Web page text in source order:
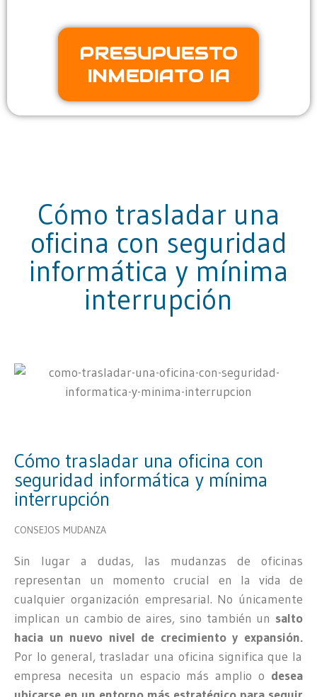
PRESUPUESTO
INMEDIATO IA
Cómo trasladar una
oficina con seguridad
informática y mínima
interrupción
Cómo trasladar una oficina con
seguridad informática y mínima
interrupción
CONSEJOS MUDANZA
Sin lugar a dudas, las mudanzas de oficinas
representan un momento crucial en la vida de
cualquier organización empresarial. No únicamente
implican un cambio de aires, sino también un salto
hacia un nuevo nivel de crecimiento y expansión.
Por lo general, trasladar una oficina significa que la
empresa necesita un espacio más amplio o desea